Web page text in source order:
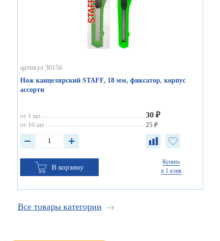
артикул 30156
Нож канцелярский STAFF, 18 мм, фиксатор, корпус
ассорти
от 1 шт. 30 ₽
от 10 шт. 25 ₽
В корзину
Купить
в 1 клик
Все товары категории